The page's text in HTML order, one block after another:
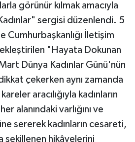
görünür kılmak amacıyla
sergisi düzenlendi. 5
İletişim
"Hayata Dokunan
Dünya Kadınlar Günü'nün
çekerken aynı zamanda
aracılığıyla kadınların
alanındaki varlığını ve
sererek kadınların cesareti,
şekillenen hikâyelerini